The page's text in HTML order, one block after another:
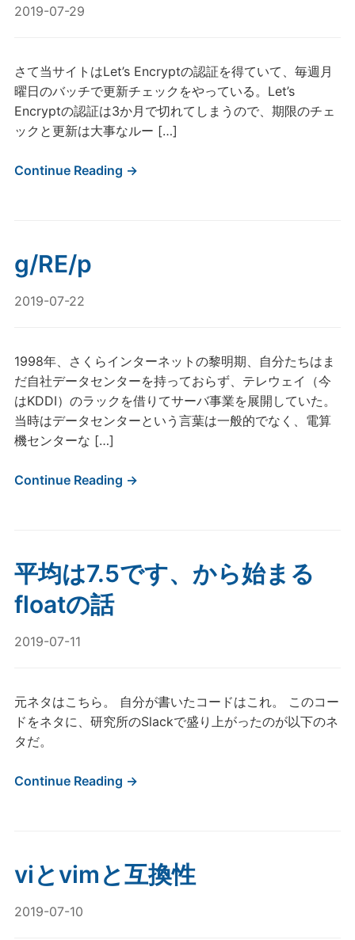
2019-07-29
さて当サイトはLet’s Encryptの認証を得ていて、毎週月
曜日のバッチで更新チェックをやっている。Let’s
Encryptの認証は3か月で切れてしまうので、期限のチェ
ックと更新は大事なルー […]
Continue Reading →
g/RE/p
2019-07-22
1998年、さくらインターネットの黎明期、自分たちはま
だ自社データセンターを持っておらず、テレウェイ（今
はKDDI）のラックを借りてサーバ事業を展開していた。
当時はデータセンターという言葉は一般的でなく、電算
機センターな […]
Continue Reading →
平均は7.5です、から始まる
floatの話
2019-07-11
元ネタはこちら。 自分が書いたコードはこれ。 このコー
ドをネタに、研究所のSlackで盛り上がったのが以下のネ
タだ。
Continue Reading →
viとvimと互換性
2019-07-10